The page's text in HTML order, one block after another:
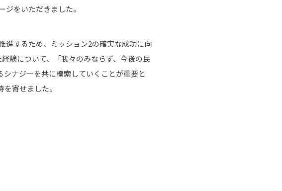
をいただきました。
するため、ミッション2の確実な成功に向
験について、「我々のみならず、今後の民
ナジーを共に模索していくことが重要と
寄せました。